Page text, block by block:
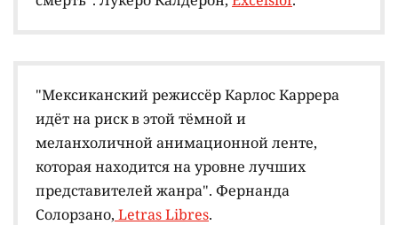
"Мексиканский режиссёр Карлос Каррера
идёт на риск в этой тёмной и
меланхоличной анимационной ленте,
которая находится на уровне лучших
представителей жанра". Фернанда
Солорзано, Letras Libres.